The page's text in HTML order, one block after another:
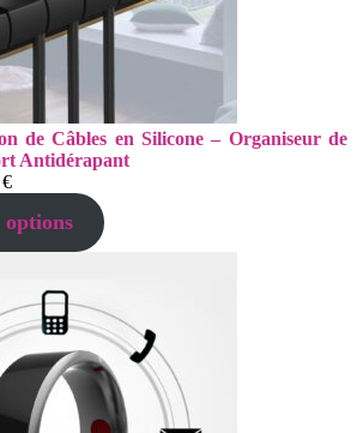
de Câbles en Silicone – Organiseur de
Antidérapant
€Plage
prix :
24,00 €
options